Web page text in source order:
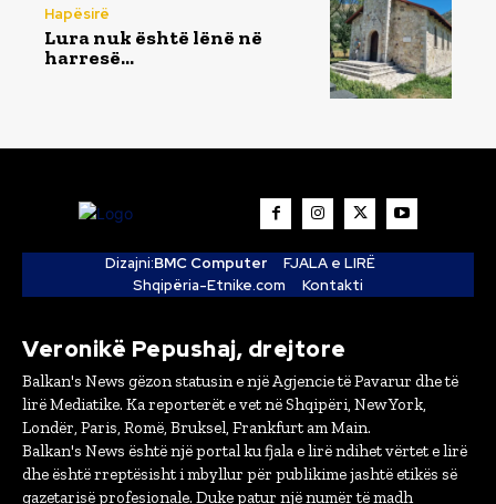
Hapësirë
Lura nuk është lënë në
harresë…
Dizajni:BMC Computer
FJALA e LIRË
Shqipëria-Etnike.com
Kontakti
Veronikë Pepushaj, drejtore
Balkan's News gëzon statusin e një Agjencie të Pavarur dhe të
lirë Mediatike. Ka reporterët e vet në Shqipëri, New York,
Londër, Paris, Romë, Bruksel, Frankfurt am Main.
Balkan's News është një portal ku fjala e lirë ndihet vërtet e lirë
dhe është rreptësisht i mbyllur për publikime jashtë etikës së
gazetarisë profesionale. Duke patur një numër të madh